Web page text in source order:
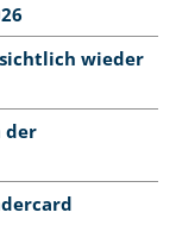
wieder
der